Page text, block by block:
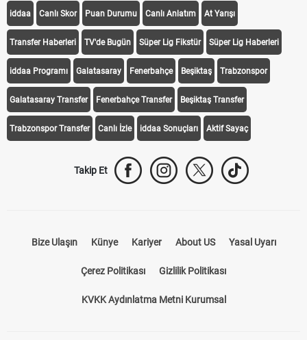
iddaa Canlı Skor Puan Durumu Canlı Anlatım At Yarışı
Transfer Haberleri TV'de Bugün Süper Lig Fikstür Süper Lig Haberleri
iddaa Programı Galatasaray Fenerbahçe Beşiktaş Trabzonspor
Galatasaray Transfer Fenerbahçe Transfer Beşiktaş Transfer
Trabzonspor Transfer Canlı İzle iddaa Sonuçları Aktif Sayaç
Takip Et
Bize Ulaşın Künye Kariyer About US Yasal Uyarı
Çerez Politikası Gizlilik Politikası
KVKK Aydınlatma Metni Kurumsal